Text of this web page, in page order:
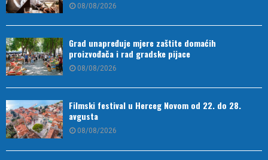
08/08/2026
Grad unapređuje mjere zaštite domaćih
proizvođača i rad gradske pijace
08/08/2026
Filmski festival u Herceg Novom od 22. do 28.
avgusta
08/08/2026